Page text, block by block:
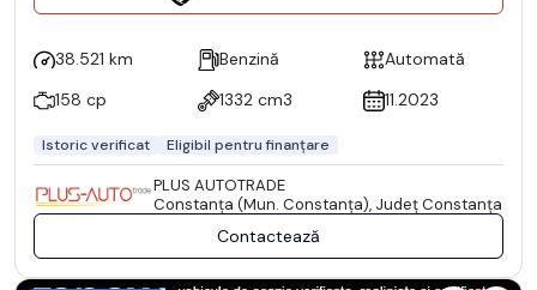
38.521 km Benzină
Automată
158 cp
1332 cm3 11.2023
Istoric verificat Eligibil pentru finanțare
PLUS AUTOTRADE
Constanţa (Mun. Constanţa), Județ Constanţa
Contactează